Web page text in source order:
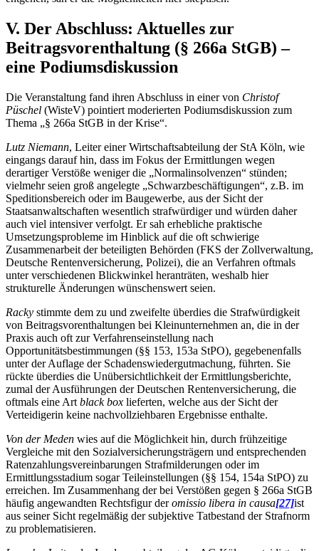
V. Der Abschluss: Aktuelles zur
Beitragsvorenthaltung (§ 266a StGB) –
eine Podiumsdiskussion
Die Veranstaltung fand ihren Abschluss in einer von Christof
Püschel (WisteV) pointiert moderierten Podiumsdiskussion zum
Thema „§ 266a StGB in der Krise“.
Lutz Niemann, Leiter einer Wirtschaftsabteilung der StA Köln, wie
eingangs darauf hin, dass im Fokus der Ermittlungen wegen
derartiger Verstöße weniger die „Normalinsolvenzen“ stünden;
vielmehr seien groß angelegte „Schwarzbeschäftigungen“, z.B. im
Speditionsbereich oder im Baugewerbe, aus der Sicht der
Staatsanwaltschaften wesentlich strafwürdiger und würden daher
auch viel intensiver verfolgt. Er sah erhebliche praktische
Umsetzungsprobleme im Hinblick auf die oft schwierige
Zusammenarbeit der beteiligten Behörden (FKS der Zollverwaltung,
Deutsche Rentenversicherung, Polizei), die an Verfahren oftmals
unter verschiedenen Blickwinkel heranträten, weshalb hier
strukturelle Änderungen wünschenswert seien.
Racky stimmte dem zu und zweifelte überdies die Strafwürdigkeit
von Beitragsvorenthaltungen bei Kleinunternehmen an, die in der
Praxis auch oft zur Verfahrenseinstellung nach
Opportunitätsbestimmungen (§§ 153, 153a StPO), gegebenenfalls
unter der Auflage der Schadenswiedergutmachung, führten. Sie
rückte überdies die Unübersichtlichkeit der Ermittlungsberichte,
zumal der Ausführungen der Deutschen Rentenversicherung, die
oftmals eine Art black box lieferten, welche aus der Sicht der
Verteidigerin keine nachvollziehbaren Ergebnisse enthalte.
Von der Meden wies auf die Möglichkeit hin, durch frühzeitige
Vergleiche mit den Sozialversicherungsträgern und entsprechenden
Ratenzahlungsvereinbarungen Strafmilderungen oder im
Ermittlungsstadium sogar Teileinstellungen (§§ 154, 154a StPO) zu
erreichen. Im Zusammenhang der bei Verstößen gegen § 266a StGB
häufig angewandten Rechtsfigur deromissio libera in causa[27]ist
aus seiner Sicht regelmäßig der subjektive Tatbestand der Strafnorm
zu problematisieren.